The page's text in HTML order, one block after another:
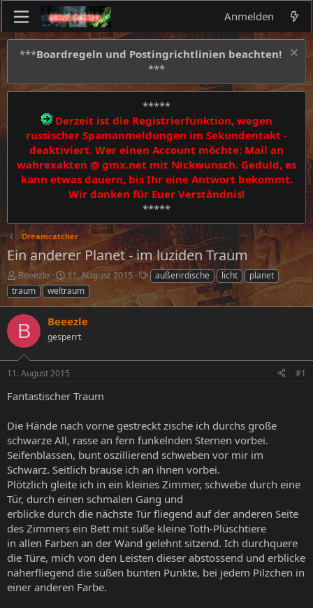
Anmelden
***Boardregeln und Postingrichtlinien beachten!
***
*****
Derzeit ist die Registrierfunktion, wegen
russischer Spamanmeldungen im Sekundentakt -
deaktiviert. Wer einen Account möchte: Mail an
wahrexakten @ gmx.net mit Nickwunsch. Geduld, es
kann etwas dauern, bis Ihr eine Antwort bekommt.
Wir danken für Euer Verständnis!
*****
Dreamcatcher
Ein anderer Planet - im luziden Traum
E
r
s
t
e
l
l
e
r
Beeezle
E
r
s
e
l
t
a
11. August 2015
S
c
o
außerirdische licht
planet
traum
weltraum
B Beeezle
gesperrt
11. August 2015 #1
Fantastischer Traum
Die Hände nach vorne gestreckt zische ich durchs große
schwarze All, rasse an fern funkelnden Sternen vorbei.
Seifenblassen, bunt oszillierend schweben vor mir im
Schwarz. Seitlich brause ich an ihnen vorbei.
Plötzlich gleite ich in ein kleines Zimmer, schwebe durch eine
Tür, durch einen schmalen Gang und
erblicke durch die nächste Tür fliegend auf der anderen Seite
des Zimmers ein Bett mit süße kleine Toth-Plüschtiere
in allen Farben an der Wand gelehnt sitzend. Ich durchquere
die Türe, mich von den Leisten dieser abstossend und erblicke
näherfliegend die süßen bunten Punkte, bei jedem Pilzchen in
einer anderen Farbe.